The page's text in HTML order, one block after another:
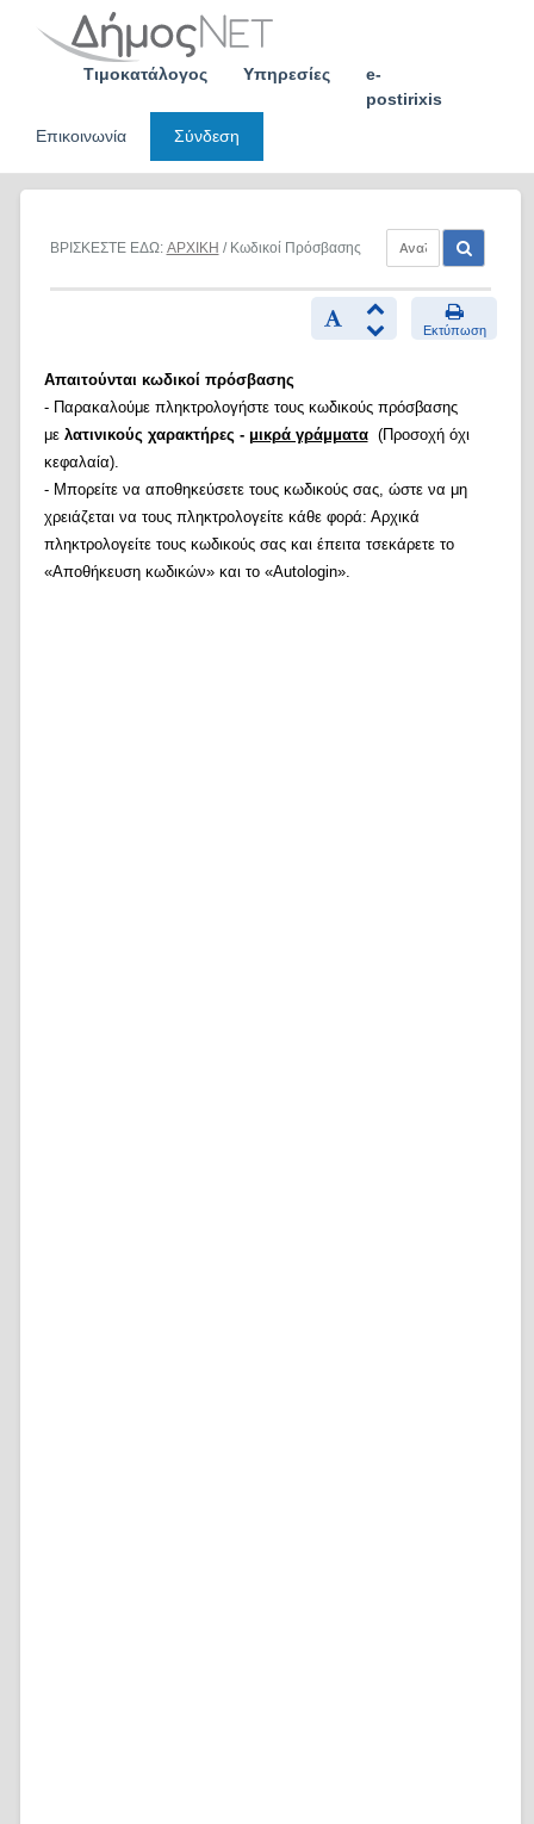
Τιμοκατάλογος Υπηρεσίες
e-
postirixis
Επικοινωνία
Σύνδεση
ΒΡΙΣΚΕΣΤΕ ΕΔΩ: ΑΡΧΙΚΗ / Κωδικοί Πρόσβασης
Εκτύπωση
Απαιτούνται κωδικοί πρόσβασης
- Παρακαλούμε πληκτρολογήστε τους κωδικούς πρόσβασης
με λατινικούς χαρακτήρες - μικρά γράμματα(Προσοχή όχι
κεφαλαία).
- Μπορείτε να αποθηκεύσετε τους κωδικούς σας, ώστε να μη
χρειάζεται να τους πληκτρολογείτε κάθε φορά: Αρχικά
πληκτρολογείτε τους κωδικούς σας και έπειτα τσεκάρετε το
«Αποθήκευση κωδικών» και το «Autologin».